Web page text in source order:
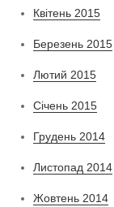
Квітень 2015
Березень 2015
Лютий 2015
Січень 2015
Грудень 2014
Листопад 2014
Жовтень 2014